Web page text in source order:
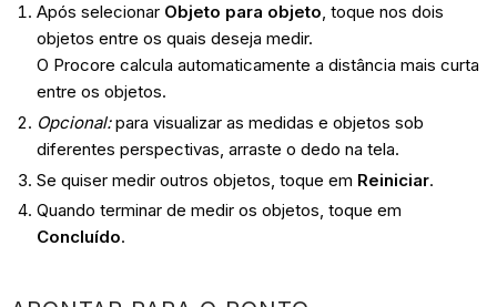
Após selecionar Objeto para objeto, toque nos dois
objetos entre os quais deseja medir.
O Procore calcula automaticamente a distância mais curta
entre os objetos.
Opcional:para visualizar as medidas e objetos sob
diferentes perspectivas, arraste o dedo na tela.
Se quiser medir outros objetos, toque em Reiniciar.
Quando terminar de medir os objetos, toque em
Concluído.